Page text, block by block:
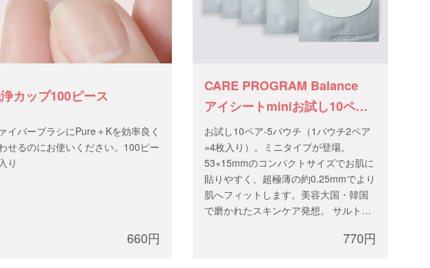
カップ100ピース
イバーブラシにPure＋Kを効率良く
せるのにお使いください。100ピー
り
660円
CARE PROGRAM Balance
アイシートminiお試し10ペア
（5パウチ）
お試し10ペア-5パウチ（1パウチ2ペア
=4枚入り）。ミニタイプが登場。
53×15mmのコンパクトサイズでお肌に
貼りやすく、超極薄の約0.25mmでより
肌へフィットします。美容大国・韓国
で磨かれたスキンケア発想。 サルトリ
合で、施術中のお肌をやさしくいたわ
770円